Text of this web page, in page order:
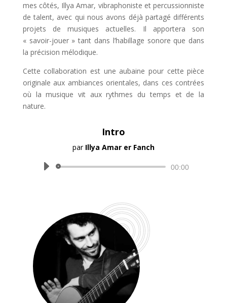
mes côtés, Illya Amar, vibraphoniste et percussionniste
de talent, avec qui nous avons déjà partagé différents
projets de musiques actuelles. Il apportera son
« savoir-jouer » tant dans l’habillage sonore que dans
la précision mélodique.
Cette collaboration est une aubaine pour cette pièce
originale aux ambiances orientales, dans ces contrées
où la musique vit aux rythmes du temps et de la
nature.
Intro
par Illya Amar er Fanch
Lecteur
00:00